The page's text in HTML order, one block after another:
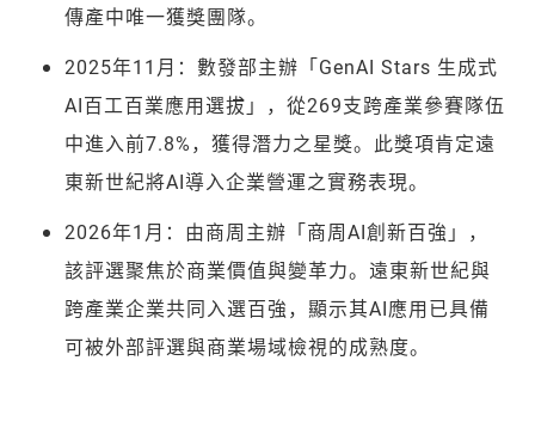
傳產中唯一獲獎團隊。
2025年11月：數發部主辦「GenAI Stars 生成式
AI百工百業應用選拔」，從269支跨產業參賽隊伍
中進入前7.8%，獲得潛力之星獎。此獎項肯定遠
東新世紀將AI導入企業營運之實務表現。
2026年1月：由商周主辦「商周AI創新百強」，
該評選聚焦於商業價值與變革力。遠東新世紀與
跨產業企業共同入選百強，顯示其AI應用已具備
可被外部評選與商業場域檢視的成熟度。